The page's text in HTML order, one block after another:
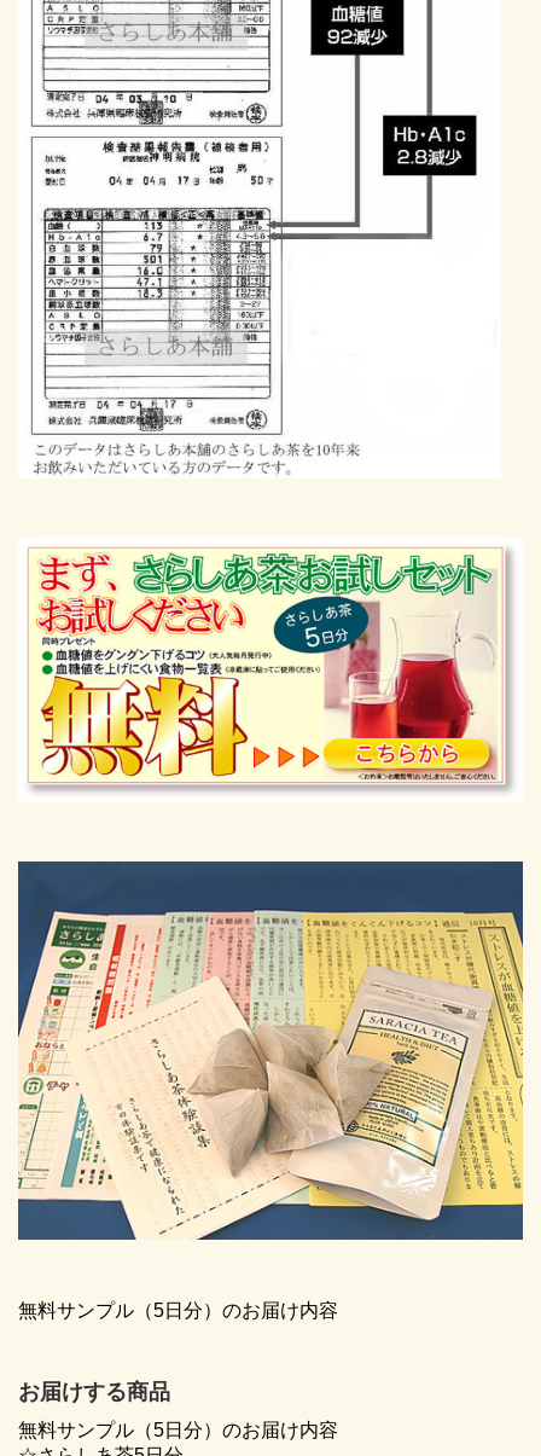
無料サンプル（5日分）のお届け内容
お届けする商品
無料サンプル（5日分）のお届け内容